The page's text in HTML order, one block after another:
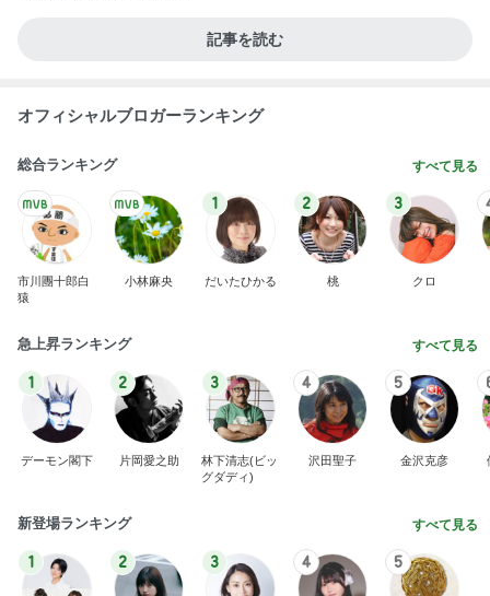
記事を読む
オフィシャルブロガーランキング
総合ランキング すべて見る
市川團十郎白
猿
小林麻央
1
だいたひかる
2
桃
3
クロ
急上昇ランキング すべて見る
1
デーモン閣下
2
片岡愛之助
3
林下清志(ビッ
グダディ)
4
沢田聖子
5
金沢克彦
新登場ランキング すべて見る
1 2 3 4 5